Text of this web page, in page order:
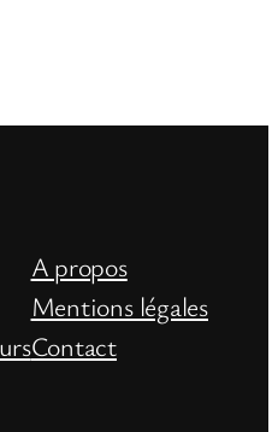
A propos
Mentions légales
Contact